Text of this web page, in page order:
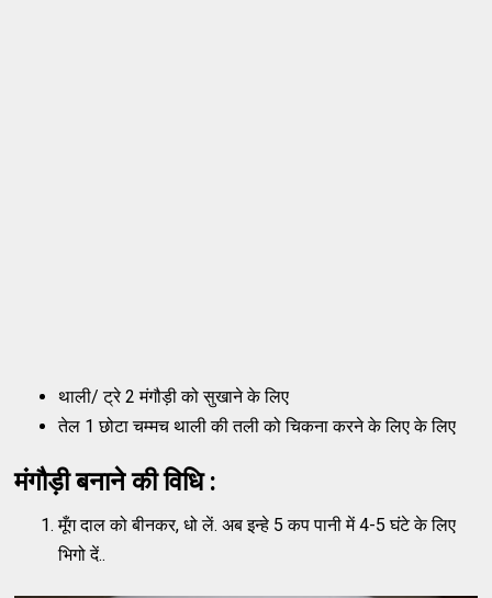
थाली/ ट्रे 2 मंगौड़ी को सुखाने के लिए
तेल 1 छोटा चम्मच थाली की तली को चिकना करने के लिए के लिए
मंगौड़ी बनाने की विधि :
मूँग दाल को बीनकर, धो लें. अब इन्हे 5 कप पानी में 4-5 घंटे के लिए
भिगो दें..